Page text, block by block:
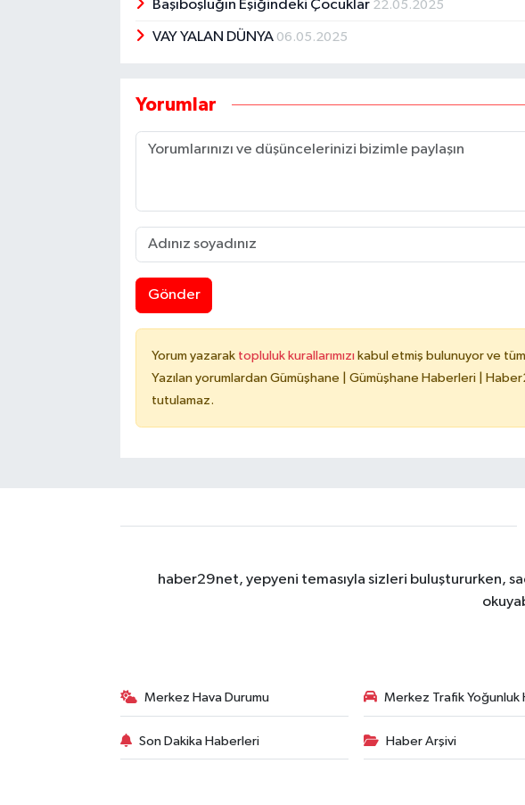
Başıboşluğın Eşiğindeki Çocuklar 22.05.2025
VAY YALAN DÜNYA 06.05.2025
Yorumlar
Gönder
Yorum yazarak topluluk kurallarımızı kabul etmiş bulunuyor ve
Yazılan yorumlardan Gümüşhane | Gümüşhane Haberleri |
tutulamaz.
haber29net, yepyeni temasıyla sizleri buluştururken,
Merkez Hava Durumu Merkez Trafik Yoğunluk
Son Dakika Haberleri Haber Arşivi